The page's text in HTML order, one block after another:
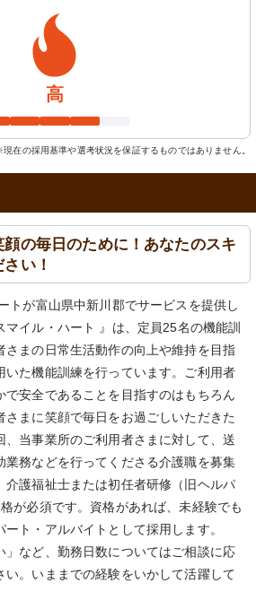
高
在の採用基準や選考状況を保証するものではありません。
顔の毎日のために！あなたのスキ
い！
トが富山県中新川郡でサービスを提供し
マイル・ハート 』は、定員25名の機能訓
さまの日常生活動作の向上や維持を目指
いた機能訓練を行っています。ご利用者
で安全であることを目指すのはもちろん
さまに笑顔で毎日をお過ごしいただきた
、当事業所のご利用者さまに対して、送
業務などを行ってくださる介護職を募集
介護福祉士または初任者研修（旧ヘルパ
が必須です。資格があれば、未経験でも
ト・アルバイトとして採用します。
」など、勤務日数についてはご相談に応
い。いままでの経験をいかして活躍して